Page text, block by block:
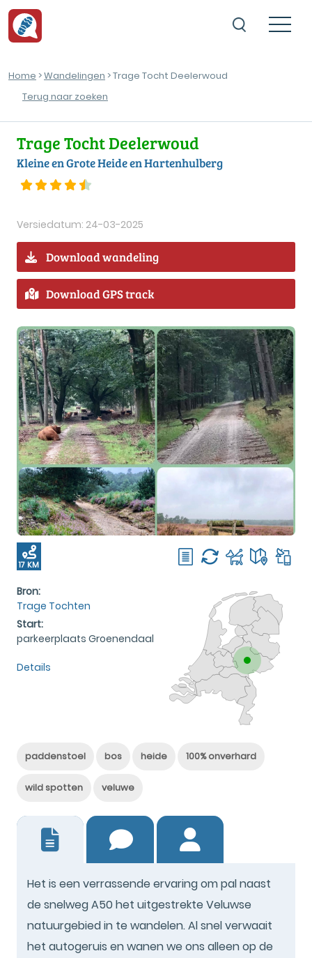
Home >Wandelingen > Trage Tocht Deelerwoud
Terug naar zoeken
Trage Tocht Deelerwoud
Kleine en Grote Heide en Hartenhulberg
Versiedatum: 24-03-2025
Download wandeling
Download GPS track
17 KM
Bron:
Trage Tochten
Start:
parkeerplaats Groenendaal
Details
paddenstoel bos heide 100% onverhard
wild spotten veluwe
Het is een verrassende ervaring om pal naast
de snelweg A50 het uitgestrekte Veluwse
natuurgebied in te wandelen. Al snel verwaait
het autogeruis en wanen we ons alleen op de